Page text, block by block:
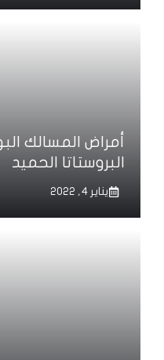
أمراض المسالك
البروستاتا الحميد
يناير 4, 2022